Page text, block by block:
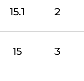
15.1 2
15 3